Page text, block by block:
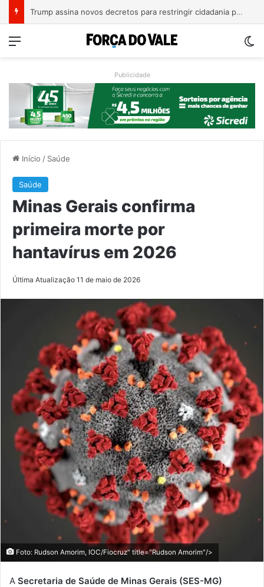
A Balsa Vicentina do Rio Guaporé
Menu
Publicidade
Início / Saúde
Saúde
Minas Gerais confirma
primeira morte por
hantavírus em 2026
Última Atualização 11 de maio de 2026
Foto: Rudson Amorim, IOC/Fiocruz" title="Rudson Amorim"/>
A Secretaria de Saúde de Minas Gerais (SES-MG)